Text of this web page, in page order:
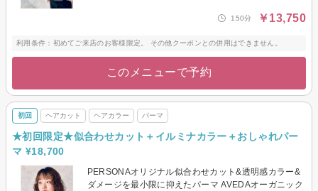
150分 ￥13,750
利用条件：初めてご来店のお客様限定。 その他クーポンとの併用はできません。
このメニューで予約
初回 ヘアカット ヘアカラー パーマ
★初回限定★似合わせカット＋イルミナカラー＋おしゃれパー
マ ¥18,700
PERSONAオリジナル似合わせカット&透明感カラー&
ダメージを最小限に抑えたパーマ AVEDAオーガニック